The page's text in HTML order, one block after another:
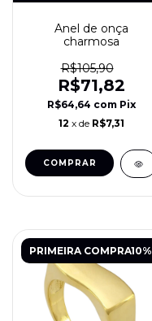
Anel de onça
charmosa
R$105,90
R$71,82
R$64,64 com Pix
12 x de R$7,31
PRIMEIRA COMPRA10%